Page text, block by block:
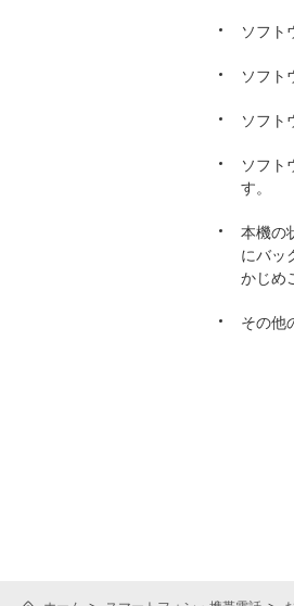
ソフト
ソフト
ソフト
ソフト
す。
本機の
にバッ
かじめ
その他